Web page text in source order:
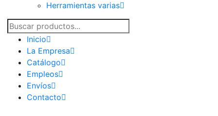
Herramientas varias
Inicio
La Empresa
Catálogo
Empleos
Envíos
Contacto